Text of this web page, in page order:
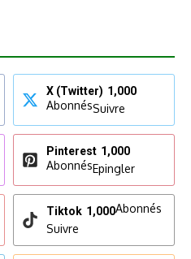
X (Twitter) 1,000
AbonnésSuivre
Pinterest 1,000
AbonnésEpingler
Tiktok 1,000Abonnés
Suivre